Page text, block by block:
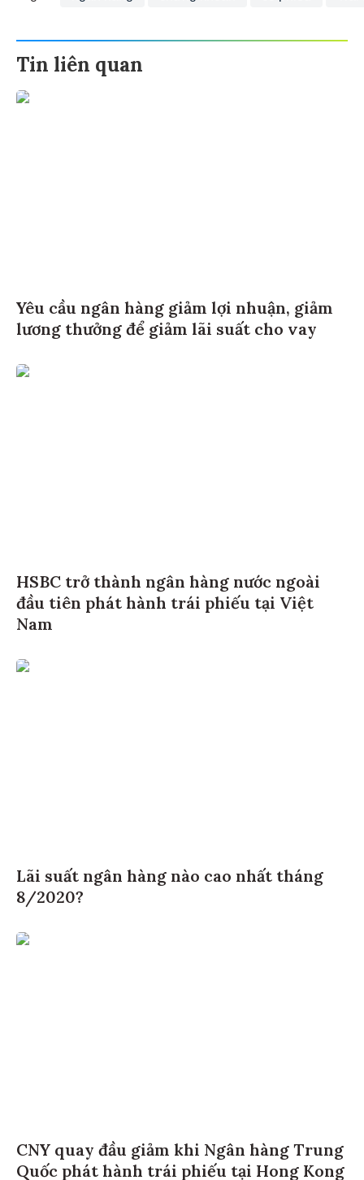
Tin liên quan
Yêu cầu ngân hàng giảm lợi nhuận, giảm
lương thưởng để giảm lãi suất cho vay
HSBC trở thành ngân hàng nước ngoài
đầu tiên phát hành trái phiếu tại Việt
Nam
Lãi suất ngân hàng nào cao nhất tháng
8/2020?
CNY quay đầu giảm khi Ngân hàng Trung
Quốc phát hành trái phiếu tại Hong Kong